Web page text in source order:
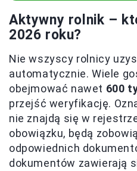
Aktywny rolnik –
2026 roku?
Nie wszyscy rolnicy
automatycznie. Wiele
obejmować nawet 600
przejść weryfikację.
nie znajdą się w
obowiązku, będą
odpowiednich
dokumentów zawierają